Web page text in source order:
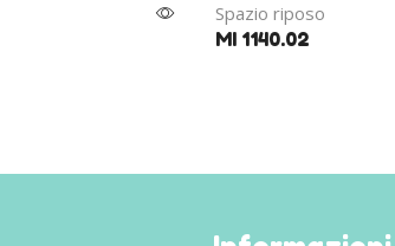
Spazio riposo
MI 1140.02